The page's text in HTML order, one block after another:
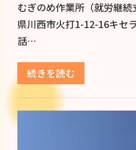
むぎのめ作業所（就労継
県川西市火打1-12-16キセ
話…
続きを読む